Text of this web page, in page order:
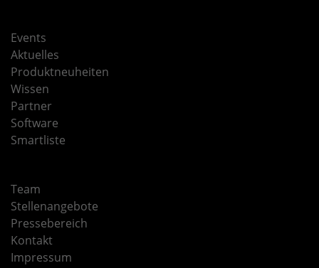
Events
Aktuelles
Produktneuheiten
Wissen
Partner
Software
Smartliste
Team
Stellenangebote
Pressebereich
Kontakt
Impressum